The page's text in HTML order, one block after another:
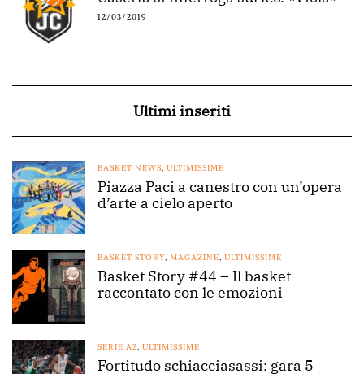
12/03/2019
Ultimi inseriti
BASKET NEWS, ULTIMISSIME
Piazza Paci a canestro con un’opera
d’arte a cielo aperto
BASKET STORY, MAGAZINE, ULTIMISSIME
Basket Story #44 – Il basket
raccontato con le emozioni
SERIE A2, ULTIMISSIME
Fortitudo schiacciasassi: gara 5